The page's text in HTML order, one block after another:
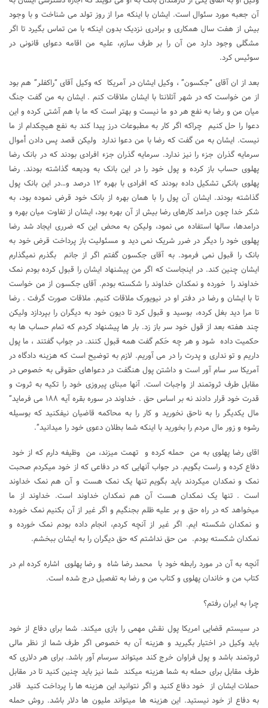
آن جعبه مورد سئوال است. ایشان با اینکه مرا از روز تولد مى شناخت و با وجود
بیش از هفت سال همکارى و برادرى نزدیک بدون اینکه با من تماس بگیرد تا اگر
مشگلى وجود دارد من آن را بر طرف سازم، علیه من اقامه دعواى قانونى در
سوئیس کرد.
بعد از ان آقای “جکسون” ، وکیل ایشان در آمریکا که وکیل آقاى “راکفلر” هم بود
از من خواست که در شهر آتلانتا با ایشان ملاقات کنم . ایشان به من گفت جنگ
میان من و رضا به نفع هر دو ما نیست و بهتر است که ما با هم آشتى کرده و این
دعوا را حل کنیم چراکه اگر کار به مطبوعات درز پیدا کند به نفع هیچکدام از ما
نیست. ایشان به من گفت که رضا با من دعوا ندارد ولیکن قصد پس دادن أموال
سرمایه گذران جزء را نیز ندارد. سرمایه گذران جزء افرادى بودند که در بانک رضا
پهلوی حساب باز کرده و پول خود را در این بانک به ودیعه گذاشته بودند. رضا
پهلوی بانکى تشکیل داده بودند که افرادى با بهره ١٢ درصد و…در این بانک پول
گذاشته بودند. ایشان آن پول را با همان بهره از بانک خود قرض نموده بود، به
شکر خدا چون درامد کارهاى رضا بیش از آن بهره بود، ایشان از تفاوت میان بهره و
درامدها، سالها استفاده می نمود، ولیکن به محض این که ضررى ایجاد شد رضا
پهلوی خود را دیگر در ضرر شریک نمى دید و مسئولیت باز پرداخت قرض خود به
بانک را قبول نمى فرمود. به آقاى جکسون گفتم اگر از جانم بگذرم نمیگذارم
ایشان چنین کند. در اینجاست که اگر من پیشنهاد ایشان را قبول کرده بودم نمک
خداوند را خورده و نمکدان خداوند را شکسته بودم. آقاى جکسون از من خواست
تا با ایشان و رضا در دفتر او در نیویورک ملاقات کنیم. ملاقات صورت گرفت . رضا
تا مرا دید بغل کرده، بوسید و قبول کرد تا دیون خود به دیگران را بپردازد ولیکن
چند هفته بعد از قول خود سر باز زد. بار ها پیشنهاد کردم که تمام حساب ها به
حکمیت داده شود و هر چه حَکم گفت همه قبول کنند. در جواب گفتند ، ما پول
داریم و تو ندارى و پدرت را در می آوریم. لازم به توضیح است که هزینه دادگاه در
آمریکا سر سام آور است و داشتن پول هنگفت در دعواهای حقوقی به خصوص در
مقابل طرف ثروتمند از واجبات است. آنها مبناى پیروزى خود را تکیه به ثروت و
قدرت خود قرار دادند نه بر اساس حق . خداوند در سوره بقره آیه ١٨٨ می فرماید”
مال یکدیگر را به ناحق نخورید و کار را به محاکمه قاضیان نیفکنید که بوسیله
رشوه و زور مال مردم را بخورید با اینکه شما بطلان دعوى خود را میدانید”.
اقای رضا پهلوی به من حمله کرده و تهمت میزند، من وظیفه دارم که از خود
دفاع کرده و راست بگویم. در جواب آنهایی که در دفاعی که از خود میکردم صحبت
نمک و نمکدان میکردند باید بگویم تنها یک نمک هست و آن هم نمک خداوند
است . تنها یک نمکدان هست آن هم نمکدان خداوند است. خداوند از ما
میخواهد که در راه حق و بر علیه ظلم بجنگیم و اگر غیر از آن بکنیم نمک خورده
و نمکدان شکسته ایم. اگر غیر از آنچه کردم، انجام داده بودم نمک خورده و
نمکدان شکسته بودم. من حق نداشتم که حق دیگران را به ایشان ببخشم.
آنچه به آن در مورد رابطه خود با محمد رضا شاه و رضا پهلوی اشاره کرده ام در
کتاب من و خاندان پهلوی و کتاب من و رضا به تفصیل درج شده است.
چرا به ایران رفتم؟
در سیستم قضایی امریکا پول نقش مهمی را بازی میکند. شما برای دفاع از خود
باید وکیل در اختیار بگیرید و هزینه آن به خصوص اگر طرف شما از نظر مالی
ثروتمند باشد و پول فراوان خرج کند میتواند سرسام آور باشد. برای هر دلاری که
طرف مقابل برای حمله به شما هزینه میکند شما نیز باید چنین کنید تا در مقابل
حملات ایشان از خود دفاع کنید و اگر نتوانید این هزینه ها را پرداخت کنید قادر
به دفاع از خود نیستید. این هزینه ها میتواند ملیون ها دلار باشد. روش حمله